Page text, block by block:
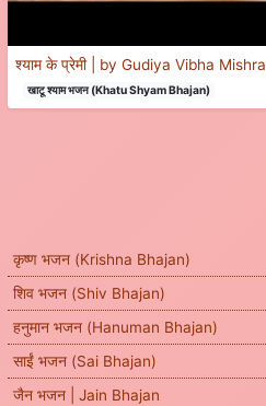
कृष्ण भजन (Krishna Bhajan)
शिव भजन (Shiv Bhajan)
हनुमान भजन (Hanuman Bhajan)
साईं भजन (Sai Bhajan)
जैन भजन | Jain Bhajan
श्याम के प्रेमी | by Gudiya Vibha Mishra
खाटू श्याम भजन (Khatu Shyam Bhajan)